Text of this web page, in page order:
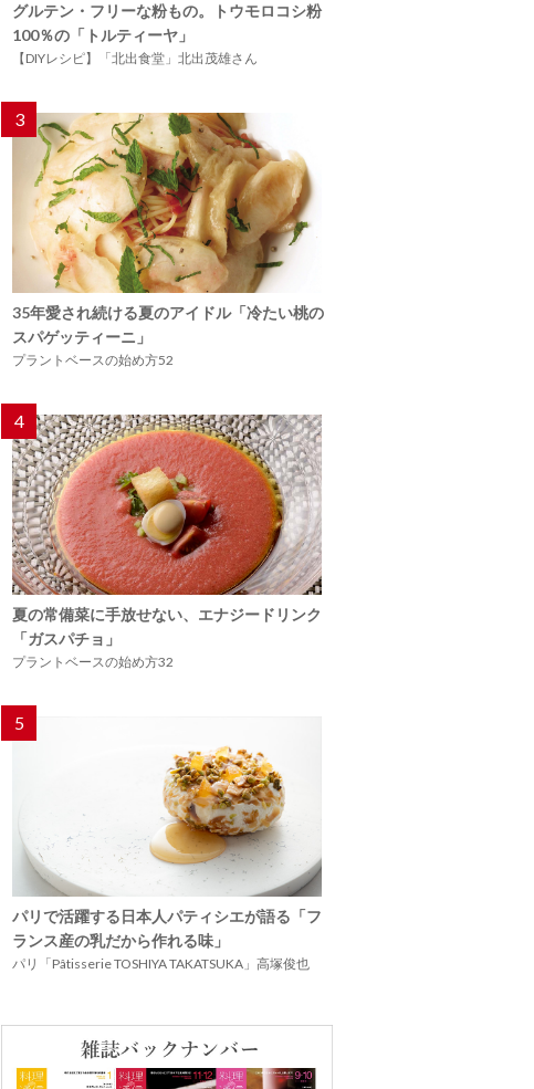
グルテン・フリーな粉もの。トウモロコシ粉
100％の「トルティーヤ」
【DIYレシピ】「北出食堂」北出茂雄さん
3
35年愛され続ける夏のアイドル「冷たい桃の
スパゲッティーニ」
プラントベースの始め方52
4
夏の常備菜に手放せない、エナジードリンク
「ガスパチョ」
プラントベースの始め方32
5
パリで活躍する日本人パティシエが語る「フ
ランス産の乳だから作れる味」
パリ「Pâtisserie TOSHIYA TAKATSUKA」高塚俊也